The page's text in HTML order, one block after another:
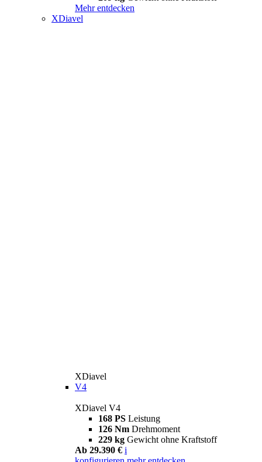
Mehr entdecken
XDiavel
XDiavel
V4
XDiavel V4
168 PS Leistung
126 Nm Drehmoment
229 kg Gewicht ohne Kraftstoff
Ab 29.390 € i